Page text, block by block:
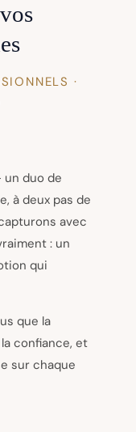
·
un duo de
à deux pas de
avec
: un
qui
que la
confiance, et
sur chaque